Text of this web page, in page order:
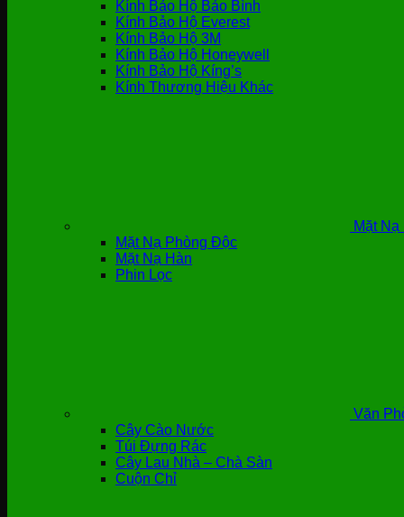
Kính Bảo Hộ Bảo Bình
Kính Bảo Hộ Everest
Kính Bảo Hộ 3M
Kính Bảo Hộ Honeywell
Kính Bảo Hộ Kíng’s
Kính Thương Hiệu Khác
Mặt
Mặt Nạ Phòng Độc
Mặt Nạ Hàn
Phin Lọc
Văn
Cây Cào Nước
Túi Đựng Rác
Cây Lau Nhà – Chà Sàn
Cuộn Chỉ